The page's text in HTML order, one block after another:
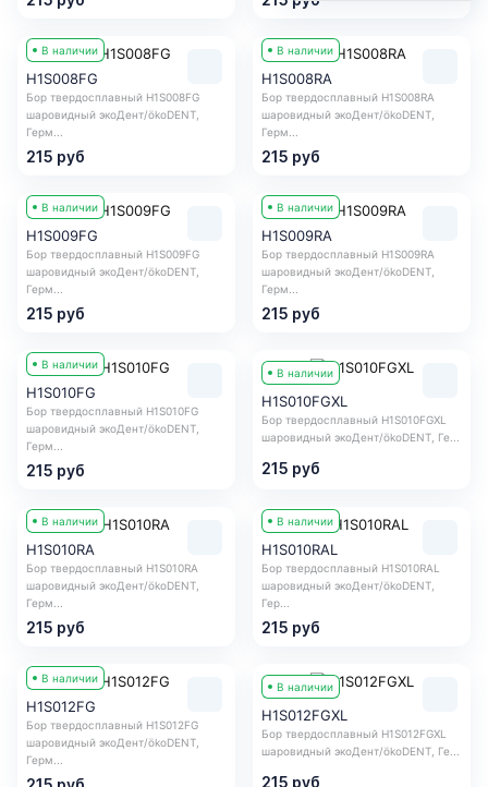
В наличии
H1S008FG
Бор твердосплавный H1S008FG
шаровидный экоДент/ökoDENT,
Герм...
215 руб
В наличии
H1S008RA
Бор твердосплавный H1S008RA
шаровидный экоДент/ökoDENT,
Герм...
215 руб
В наличии
H1S009FG
Бор твердосплавный H1S009FG
шаровидный экоДент/ökoDENT,
Герм...
215 руб
В наличии
H1S009RA
Бор твердосплавный H1S009RA
шаровидный экоДент/ökoDENT,
Герм...
215 руб
В наличии
H1S010FG
Бор твердосплавный H1S010FG
шаровидный экоДент/ökoDENT,
Герм...
215 руб
В наличии
H1S010FGXL
Бор твердосплавный H1S010FGXL
шаровидный экоДент/ökoDENT, Ге...
215 руб
В наличии
H1S010RA
Бор твердосплавный H1S010RA
шаровидный экоДент/ökoDENT,
Герм...
215 руб
В наличии
H1S010RAL
Бор твердосплавный H1S010RAL
шаровидный экоДент/ökoDENT,
Гер...
215 руб
В наличии
H1S012FG
Бор твердосплавный H1S012FG
шаровидный экоДент/ökoDENT,
Герм...
В наличии
H1S012FGXL
Бор твердосплавный H1S012FGXL
шаровидный экоДент/ökoDENT, Ге...
215 руб